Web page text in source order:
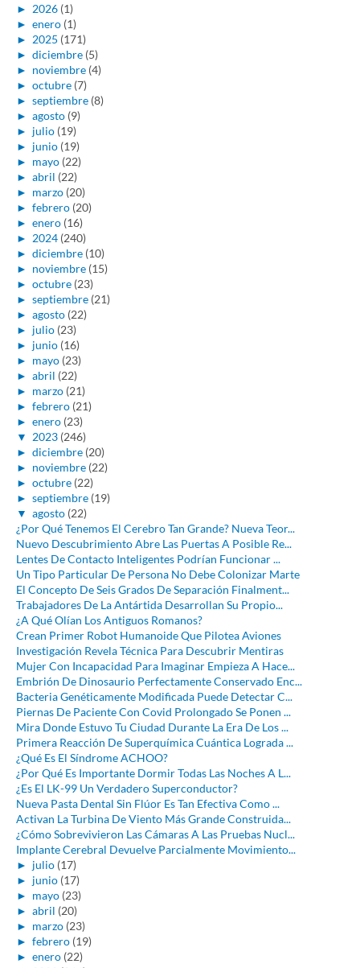
► 2026 (1)
► enero (1)
► 2025 (171)
► diciembre (5)
► noviembre (4)
► octubre (7)
► septiembre (8)
► agosto (9)
► julio (19)
► junio (19)
► mayo (22)
► abril (22)
► marzo (20)
► febrero (20)
► enero (16)
► 2024 (240)
► diciembre (10)
► noviembre (15)
► octubre (23)
► septiembre (21)
► agosto (22)
► julio (23)
► junio (16)
► mayo (23)
► abril (22)
► marzo (21)
► febrero (21)
► enero (23)
▼ 2023 (246)
► diciembre (20)
► noviembre (22)
► octubre (22)
► septiembre (19)
▼ agosto (22)
¿Por Qué Tenemos El Cerebro Tan Grande? Nueva Teor...
Nuevo Descubrimiento Abre Las Puertas A Posible Re...
Lentes De Contacto Inteligentes Podrían Funcionar ...
Un Tipo Particular De Persona No Debe Colonizar Marte
El Concepto De Seis Grados De Separación Finalment...
Trabajadores De La Antártida Desarrollan Su Propio...
¿A Qué Olían Los Antiguos Romanos?
Crean Primer Robot Humanoide Que Pilotea Aviones
Investigación Revela Técnica Para Descubrir Mentiras
Mujer Con Incapacidad Para Imaginar Empieza A Hace...
Embrión De Dinosaurio Perfectamente Conservado Enc...
Bacteria Genéticamente Modificada Puede Detectar C...
Piernas De Paciente Con Covid Prolongado Se Ponen ...
Mira Donde Estuvo Tu Ciudad Durante La Era De Los ...
Primera Reacción De Superquímica Cuántica Lograda ...
¿Qué Es El Síndrome ACHOO?
¿Por Qué Es Importante Dormir Todas Las Noches A L...
¿Es El LK-99 Un Verdadero Superconductor?
Nueva Pasta Dental Sin Flúor Es Tan Efectiva Como ...
Activan La Turbina De Viento Más Grande Construida...
¿Cómo Sobrevivieron Las Cámaras A Las Pruebas Nucl...
Implante Cerebral Devuelve Parcialmente Movimiento...
► julio (17)
► junio (17)
► mayo (23)
► abril (20)
► marzo (23)
► febrero (19)
► enero (22)